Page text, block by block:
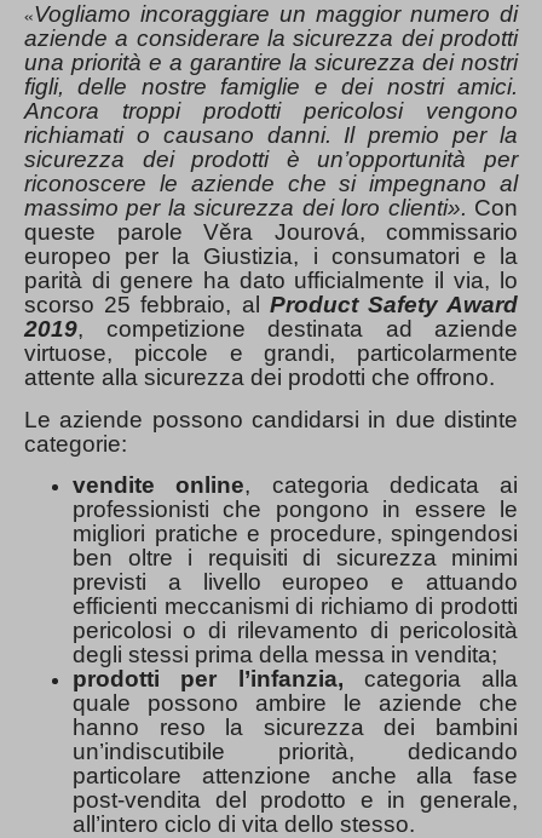
«Vogliamo incoraggiare un maggior numero di
aziende a considerare la sicurezza dei prodotti
una priorità e a garantire la sicurezza dei nostri
figli, delle nostre famiglie e dei nostri amici.
Ancora troppi prodotti pericolosi vengono
richiamati o causano danni. Il premio per la
sicurezza dei prodotti è un’opportunità per
riconoscere le aziende che si impegnano al
massimo per la sicurezza dei loro clienti». Con
queste parole Věra Jourová, commissario
europeo per la Giustizia, i consumatori e la
parità di genere ha dato ufficialmente il via, lo
scorso 25 febbraio, al Product Safety Award
2019, competizione destinata ad aziende
virtuose, piccole e grandi, particolarmente
attente alla sicurezza dei prodotti che offrono.
Le aziende possono candidarsi in due distinte
categorie:
vendite online, categoria dedicata ai
professionisti che pongono in essere le
migliori pratiche e procedure, spingendosi
ben oltre i requisiti di sicurezza minimi
previsti a livello europeo e attuando
efficienti meccanismi di richiamo di prodotti
pericolosi o di rilevamento di pericolosità
degli stessi prima della messa in vendita;
prodotti per l’infanzia, categoria alla
quale possono ambire le aziende che
hanno reso la sicurezza dei bambini
un’indiscutibile priorità, dedicando
particolare attenzione anche alla fase
post-vendita del prodotto e in generale,
all’intero ciclo di vita dello stesso.